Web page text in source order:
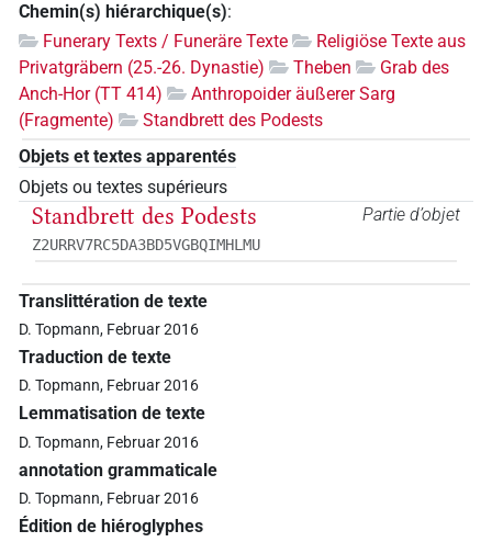
Chemin(s) hiérarchique(s):
Funerary Texts / Funeräre Texte
Religiöse Texte aus
Privatgräbern (25.-26. Dynastie)
Theben
Grab des
Anch-Hor (TT 414)
Anthropoider äußerer Sarg
(Fragmente)
Standbrett des Podests
Objets et textes apparentés
Objets ou textes supérieurs
Partie d’objet
Standbrett des Podests
Z2URRV7RC5DA3BD5VGBQIMHLMU
Translittération de texte
D. Topmann, Februar 2016
Traduction de texte
D. Topmann, Februar 2016
Lemmatisation de texte
D. Topmann, Februar 2016
annotation grammaticale
D. Topmann, Februar 2016
Édition de hiéroglyphes